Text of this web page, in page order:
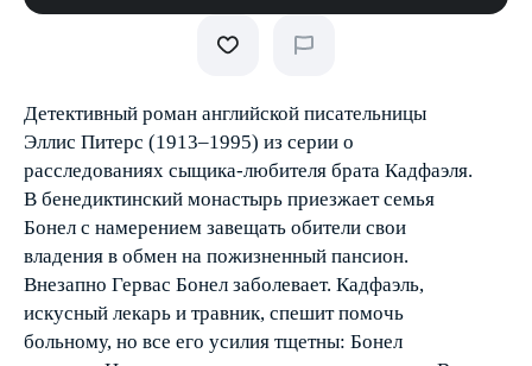
Детективный роман английской писательницы
Эллис Питерс (1913–1995) из серии о
расследованиях сыщика-любителя брата Кадфаэля.
В бенедиктинский монастырь приезжает семья
Бонел с намерением завещать обители свои
владения в обмен на пожизненный пансион.
Внезапно Гервас Бонел заболевает. Кадфаэль,
искусный лекарь и травник, спешит помочь
больному, но все его усилия тщетны: Бонел